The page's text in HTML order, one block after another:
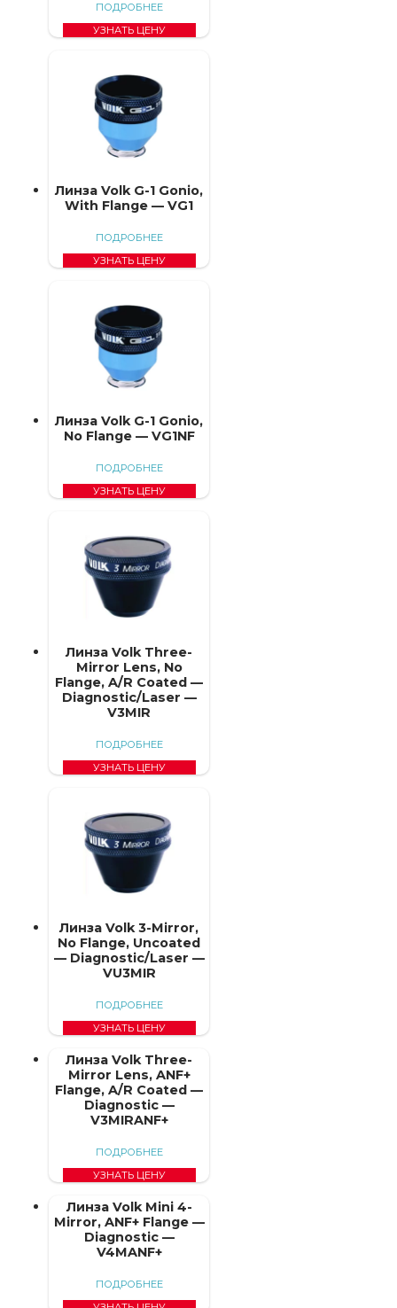
ПОДРОБНЕЕ
УЗНАТЬ ЦЕНУ
Линза Volk G-1 Gonio,
With Flange — VG1
ПОДРОБНЕЕ
УЗНАТЬ ЦЕНУ
Линза Volk G-1 Gonio,
No Flange — VG1NF
ПОДРОБНЕЕ
УЗНАТЬ ЦЕНУ
Линза Volk Three-
Mirror Lens, No
Flange, A/R Coated —
Diagnostic/Laser —
V3MIR
ПОДРОБНЕЕ
УЗНАТЬ ЦЕНУ
Линза Volk 3-Mirror,
No Flange, Uncoated
— Diagnostic/Laser —
VU3MIR
ПОДРОБНЕЕ
УЗНАТЬ ЦЕНУ
Линза Volk Three-
Mirror Lens, ANF+
Flange, A/R Coated —
Diagnostic —
V3MIRANF+
ПОДРОБНЕЕ
УЗНАТЬ ЦЕНУ
Линза Volk Mini 4-
Mirror, ANF+ Flange —
Diagnostic —
V4MANF+
ПОДРОБНЕЕ